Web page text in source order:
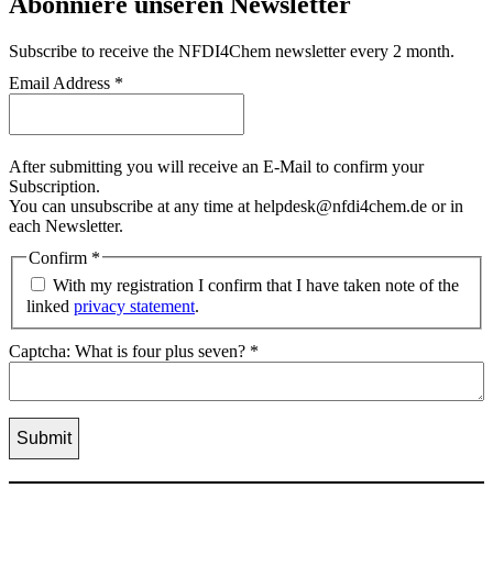
Subscribe to receive the NFDI4Chem newsletter every 2 month.
Email Address *
After submitting you will receive an E-Mail to confirm your
Subscription.
You can unsubscribe at any time at helpdesk@nfdi4chem.de or in
each Newsletter.
Confirm *
With my registration I confirm that I have taken note of the
linked privacy statement.
Captcha: What is four plus seven? *